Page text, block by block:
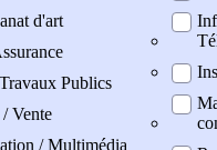
d'art
Publics
Vente
/ Multimédia